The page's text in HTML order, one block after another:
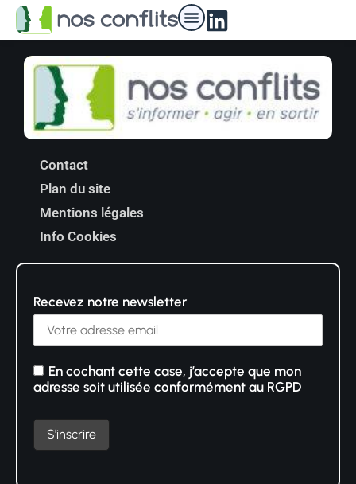
Contact
Plan du site
Mentions légales
Info Cookies
Recevez notre newsletter
En cochant cette case, j’accepte que mon
adresse soit utilisée conformément au RGPD